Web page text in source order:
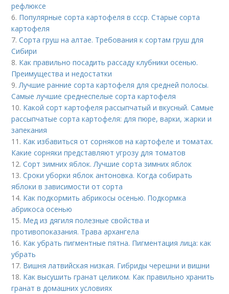
рефлюксе
6. Популярные сорта картофеля в ссср. Старые сорта
картофеля
7.Сорта груш на алтае. Требования к сортам груш для
Сибири
8. Как правильно посадить рассаду клубники осенью.
Преимущества и недостатки
9.Лучшие ранние сорта картофеля для средней полосы.
Самые лучшие среднеспелые сорта картофеля
10. Какой сорт картофеля рассыпчатый и вкусный. Самые
рассыпчатые сорта картофеля: для пюре, варки, жарки и
запекания
11. Как избавиться от сорняков на картофеле и томатах.
Какие сорняки представляют угрозу для томатов
12.Сорт зимних яблок. Лучшие сорта зимних яблок
13.Сроки уборки яблок антоновка. Когда собирать
яблоки в зависимости от сорта
14. Как подкормить абрикосы осенью. Подкормка
абрикоса осенью
15. Мед из дягиля полезные свойства и
противопоказания. Трава архангела
16. Как убрать пигментные пятна. Пигментация лица: как
убрать
17. Вишня латвийская низкая. Гибриды черешни и вишни
18. Как высушить гранат целиком. Как правильно хранить
гранат в домашних условиях